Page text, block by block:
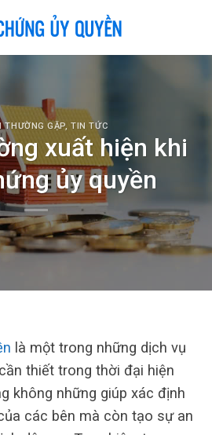
THƯỜNG GẶP,TIN TỨC
xuất hiện khi
ủy quyền
là một trong những dịch vụ
thiết trong thời đại hiện
không những giúp xác định
các bên mà còn tạo sự an